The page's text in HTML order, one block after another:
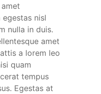
nisl
nulla in duis.
amet
a lorem leo
quam
tempus
Egestas at